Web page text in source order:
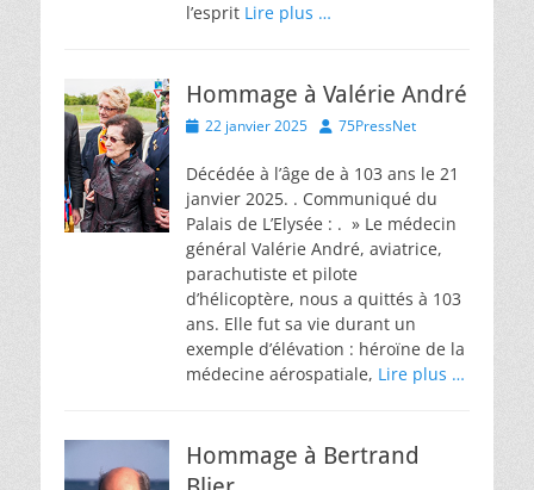
l’esprit Lire plus …
Hommage à Valérie André
Posted
22 janvier 2025 Author
75PressNet
Décédée à l’âge de à 103 ans le 21
janvier 2025. . Communiqué du
Palais de L’Elysée : . » Le médecin
général Valérie André, aviatrice,
parachutiste et pilote
d’hélicoptère, nous a quittés à 103
ans. Elle fut sa vie durant un
exemple d’élévation : héroïne de la
médecine aérospatiale, Lire plus …
Hommage à Bertrand